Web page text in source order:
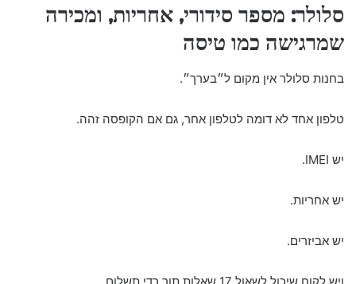
סלולר: מספר סידורי, אחריות, ומכירה
שמרגישה כמו טיסה
בחנות סלולר אין מקום ל״בערך״.
טלפון אחד לא דומה לטלפון אחר, גם אם הקופסה זהה.
יש IMEI.
יש אחריות.
יש אביזרים.